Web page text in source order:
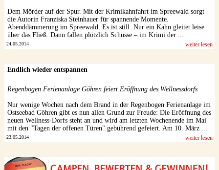
Dem Mörder auf der Spur. Mit der Krimikahnfahrt im Spreewald sorgt
die Autorin Franziska Steinhauer für spannende Momente.
Abenddämmerung im Spreewald. Es ist still. Nur ein Kahn gleitet leise
über das Fließ. Dann fallen plötzlich Schüsse – im Krimi der ...
24.05.2014 weiter lesen
Endlich wieder entspannen
Regenbogen Ferienanlage Göhren feiert Eröffnung des Wellnessdorfs
Nur wenige Wochen nach dem Brand in der Regenbogen Ferienanlage im
Ostseebad Göhren gibt es nun allen Grund zur Freude: Die Eröffnung des
neuen Wellness-Dorfs steht an und wird am letzten Wochenende im Mai
mit den "Tagen der offenen Türen" gebührend gefeiert. Am 10. März ...
23.05.2014 weiter lesen